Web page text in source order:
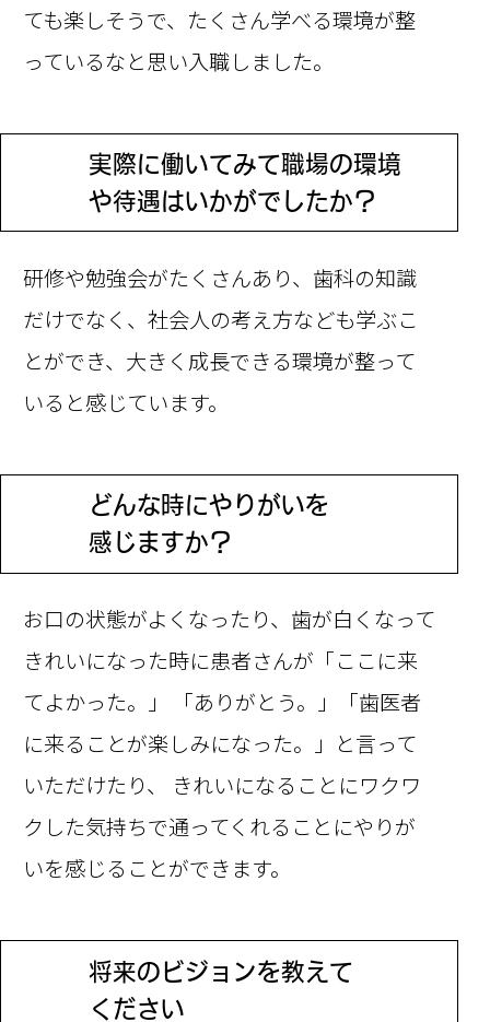
ても楽しそうで、たくさん学べる環境が整
っているなと思い入職しました。
実際に働いてみて職場の環境
や待遇はいかがでしたか？
研修や勉強会がたくさんあり、歯科の知識
だけでなく、社会人の考え方なども学ぶこ
とができ、大きく成長できる環境が整って
いると感じています。
どんな時にやりがいを
感じますか？
お口の状態がよくなったり、歯が白くなって
きれいになった時に患者さんが「ここに来
てよかった。」 「ありがとう。」「歯医者
に来ることが楽しみになった。」と言って
いただけたり、 きれいになることにワクワ
クした気持ちで通ってくれることにやりが
いを感じることができます。
将来のビジョンを教えて
ください